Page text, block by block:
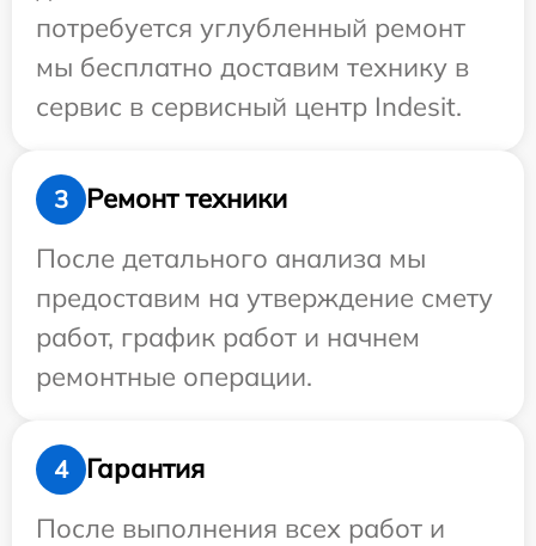
потребуется углубленный ремонт
мы бесплатно доставим технику в
сервис в сервисный центр Indesit.
3
Ремонт техники
После детального анализа мы
предоставим на утверждение смету
работ, график работ и начнем
ремонтные операции.
4
Гарантия
После выполнения всех работ и